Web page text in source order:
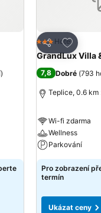
hotelů
)
Sdílet
Přidat
3 Počet hvězdiček
Hotel
GrandLux Villa
7,8 Dobré (793
Teplice, 0.6 km
Wi-fi zdarma
Wellness
Parkování
Pro zobrazení
termín
Ukázat ceny